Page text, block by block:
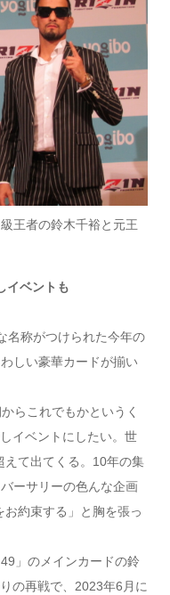
王者の鈴木千裕と元王
イベントも
名称がつけられた今年の
しい豪華カードが揃い
らこれでもかというく
イベントにしたい。世
えて出てくる。10年の集
ーサリーの色んな企画
約束する」と胸を張っ
」のメインカードの鈴
の再戦で、2023年6月に